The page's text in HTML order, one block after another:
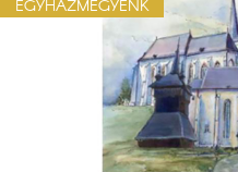
EGYHÁZMEGYÉNK